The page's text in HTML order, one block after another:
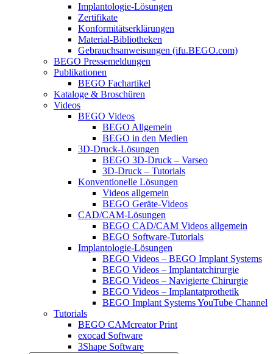
Implantologie-Lösungen
Zertifikate
Konformitätserklärungen
Material-Bibliotheken
Gebrauchsanweisungen (ifu.BEGO.com)
BEGO Pressemeldungen
Publikationen
BEGO Fachartikel
Kataloge & Broschüren
Videos
BEGO Videos
BEGO Allgemein
BEGO in den Medien
3D-Druck-Lösungen
BEGO 3D-Druck – Varseo
3D-Druck – Tutorials
Konventionelle Lösungen
Videos allgemein
BEGO Geräte-Videos
CAD/CAM-Lösungen
BEGO CAD/CAM Videos allgemein
BEGO Software-Tutorials
Implantologie-Lösungen
BEGO Videos – BEGO Implant Systems
BEGO Videos – Implantatchirurgie
BEGO Videos – Navigierte Chirurgie
BEGO Videos – Implantatprothetik
BEGO Implant Systems YouTube Channel
Tutorials
BEGO CAMcreator Print
exocad Software
3Shape Software